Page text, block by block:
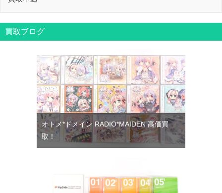
買取ブログ
オトメ*ドメイン RADIO*MAIDEN 高価買
取！